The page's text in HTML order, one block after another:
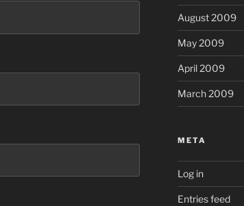
August 2009
May 2009
April 2009
March 2009
META
Log in
Entries feed